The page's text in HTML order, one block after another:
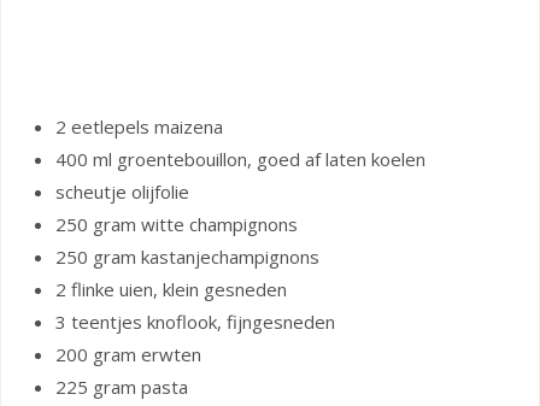
2 eetlepels maizena
400 ml groentebouillon, goed af laten koelen
scheutje olijfolie
250 gram witte champignons
250 gram kastanjechampignons
2 flinke uien, klein gesneden
3 teentjes knoflook, fijngesneden
200 gram erwten
225 gram pasta